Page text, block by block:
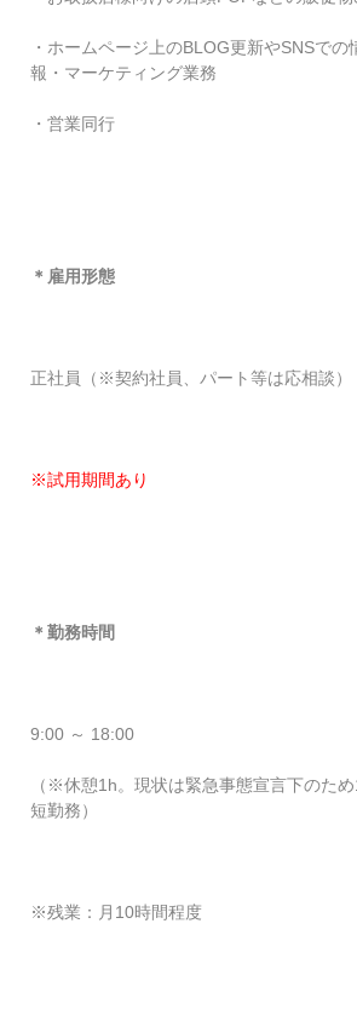
・ホームページ上のBLOG更新やSNSでの
報・マーケティング業務
・営業同行
＊雇用形態
正社員（※契約社員、パート等は応相談）
※試用期間あり
＊勤務時間
9:00 ～ 18:00
（※休憩1h。現状は緊急事態宣言下のた
短勤務）
※残業：月10時間程度